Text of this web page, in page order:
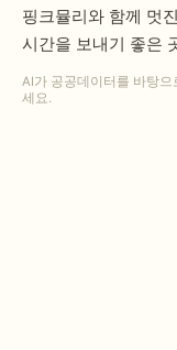
핑크뮬리와 함께 멋
시간을 보내기 좋은
AI가 공공데이터를 바탕
세요.